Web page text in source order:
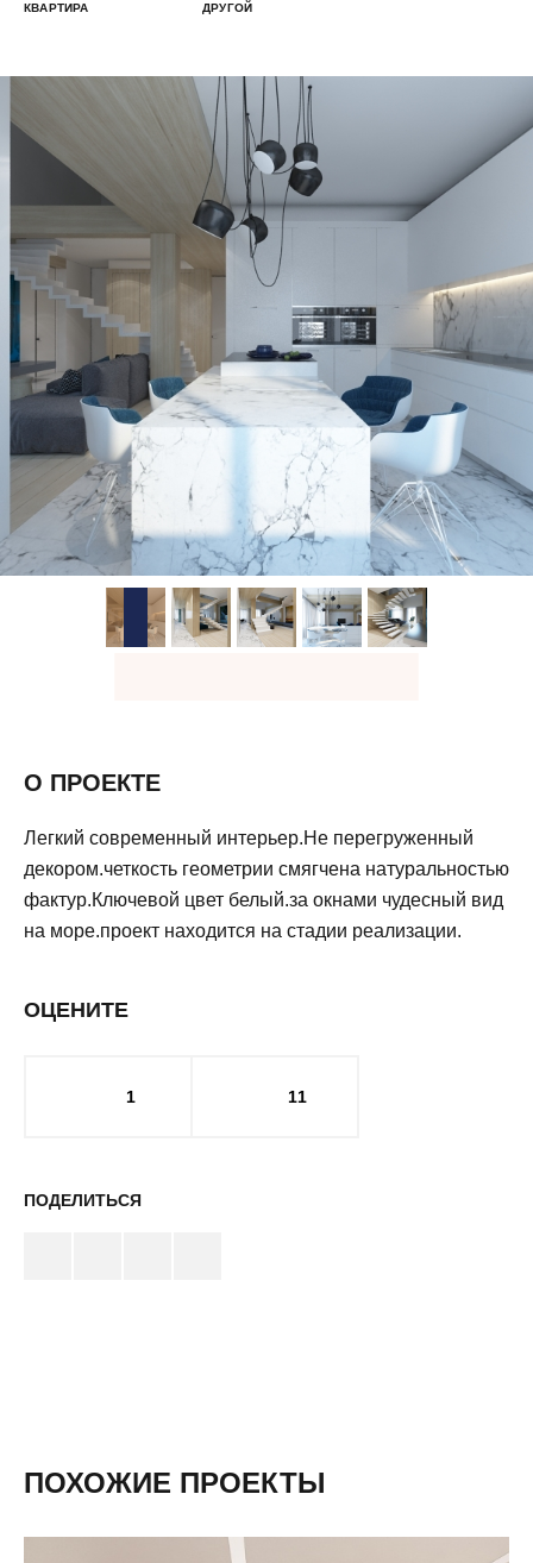
КВАРТИРА ДРУГОЙ
О ПРОЕКТЕ
Легкий современный интерьер.Не перегруженный
декором.четкость геометрии смягчена натуральностью
фактур.Ключевой цвет белый.за окнами чудесный вид
на море.проект находится на стадии реализации.
ОЦЕНИТЕ
1 11
ПОДЕЛИТЬСЯ
ПОХОЖИЕ ПРОЕКТЫ